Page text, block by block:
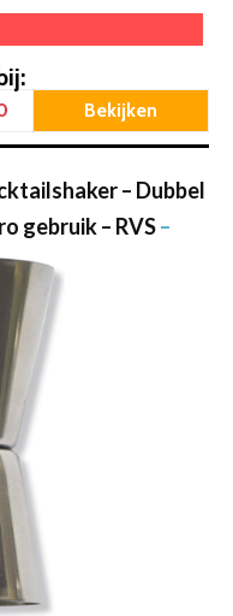
Bekijken
– Dubbel
gebruik – RVS–